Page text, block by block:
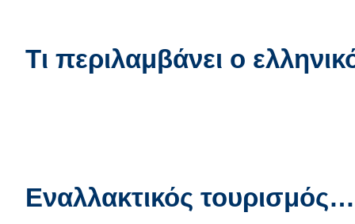
Tι περιλαμβάνει ο
Εναλλακτικός τουρισμός…